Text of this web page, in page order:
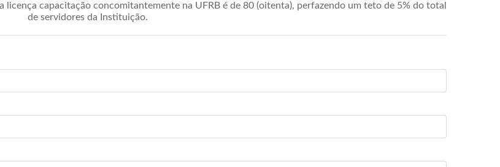
capacitação concomitantemente na UFRB é de 80 (oitenta), perfazendo um teto de 5% do total
de servidores da Instituição.